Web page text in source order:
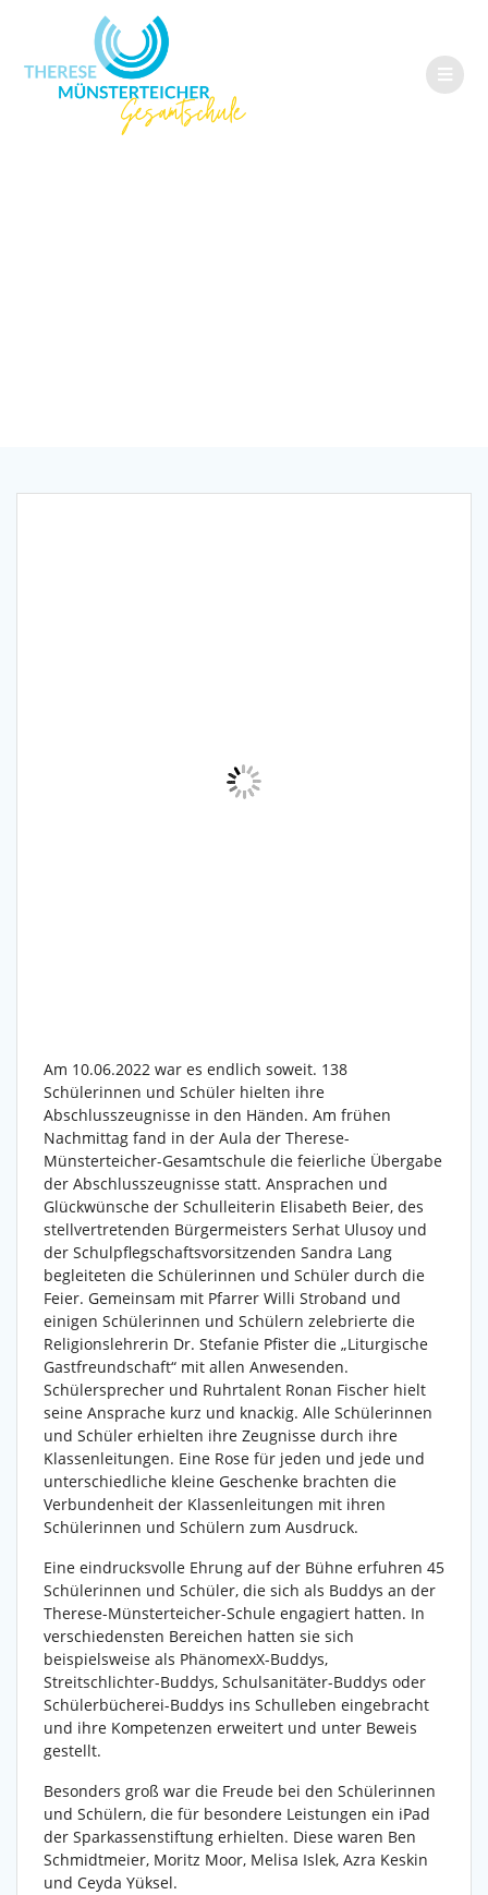
Am 10.06.2022 war es endlich soweit. 138
Schülerinnen und Schüler hielten ihre
Abschlusszeugnisse in den Händen. Am frühen
Nachmittag fand in der Aula der Therese-
Münsterteicher-Gesamtschule die feierliche Übergabe
der Abschlusszeugnisse statt. Ansprachen und
Glückwünsche der Schulleiterin Elisabeth Beier, des
stellvertretenden Bürgermeisters Serhat Ulusoy und
der Schulpflegschaftsvorsitzenden Sandra Lang
begleiteten die Schülerinnen und Schüler durch die
Feier. Gemeinsam mit Pfarrer Willi Stroband und
einigen Schülerinnen und Schülern zelebrierte die
Religionslehrerin Dr. Stefanie Pfister die „Liturgische
Gastfreundschaft“ mit allen Anwesenden.
Schülersprecher und Ruhrtalent Ronan Fischer hielt
seine Ansprache kurz und knackig. Alle Schülerinnen
und Schüler erhielten ihre Zeugnisse durch ihre
Klassenleitungen. Eine Rose für jeden und jede und
unterschiedliche kleine Geschenke brachten die
Verbundenheit der Klassenleitungen mit ihren
Schülerinnen und Schülern zum Ausdruck.
Eine eindrucksvolle Ehrung auf der Bühne erfuhren 45
Schülerinnen und Schüler, die sich als Buddys an der
Therese-Münsterteicher-Schule engagiert hatten. In
verschiedensten Bereichen hatten sie sich
beispielsweise als PhänomexX-Buddys,
Streitschlichter-Buddys, Schulsanitäter-Buddys oder
Schülerbücherei-Buddys ins Schulleben eingebracht
und ihre Kompetenzen erweitert und unter Beweis
gestellt.
Besonders groß war die Freude bei den Schülerinnen
und Schülern, die für besondere Leistungen ein iPad
der Sparkassenstiftung erhielten. Diese waren Ben
Schmidtmeier, Moritz Moor, Melisa Islek, Azra Keskin
und Ceyda Yüksel.